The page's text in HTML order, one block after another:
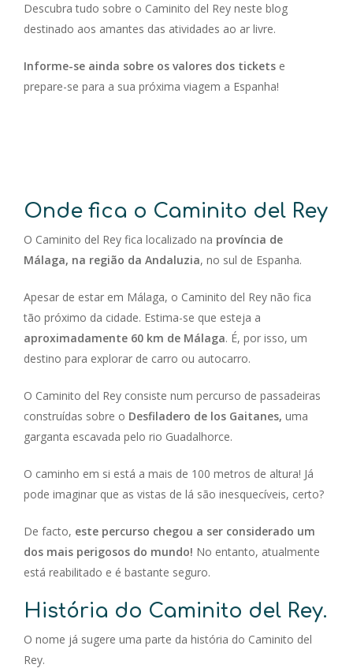
Descubra tudo sobre o Caminito del Rey neste blog
destinado aos amantes das atividades ao ar livre.
Informe-se ainda sobre os valores dos tickets e
prepare-se para a sua próxima viagem a Espanha!
Onde fica o Caminito del Rey
O Caminito del Rey fica localizado na província de
Málaga, na região da Andaluzia, no sul de Espanha.
Apesar de estar em Málaga, o Caminito del Rey não fica
tão próximo da cidade. Estima-se que esteja a
aproximadamente 60 km de Málaga. É, por isso, um
destino para explorar de carro ou autocarro.
O Caminito del Rey consiste num percurso de passadeiras
construídas sobre o Desfiladero de los Gaitanes, uma
garganta escavada pelo rio Guadalhorce.
O caminho em si está a mais de 100 metros de altura! Já
pode imaginar que as vistas de lá são inesquecíveis, certo?
De facto, este percurso chegou a ser considerado um
dos mais perigosos do mundo! No entanto, atualmente
está reabilitado e é bastante seguro.
História do Caminito del Rey.
O nome já sugere uma parte da história do Caminito del
Rey.